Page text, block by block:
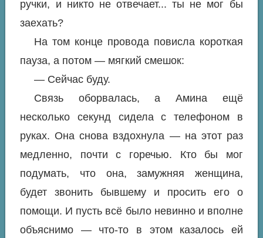
ручки, и никто не отвечает... ты не мог бы
заехать?
На том конце провода повисла короткая
пауза, а потом — мягкий смешок:
— Сейчас буду.
Связь оборвалась, а Амина ещё
несколько секунд сидела с телефоном в
руках. Она снова вздохнула — на этот раз
медленно, почти с горечью. Кто бы мог
подумать, что она, замужняя женщина,
будет звонить бывшему и просить его о
помощи. И пусть всё было невинно и вполне
объяснимо — что-то в этом казалось ей